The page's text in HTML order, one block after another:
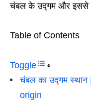
चंबल के उद्गम और
Table of Contents
Toggle
चंबल का उद्गम
origin